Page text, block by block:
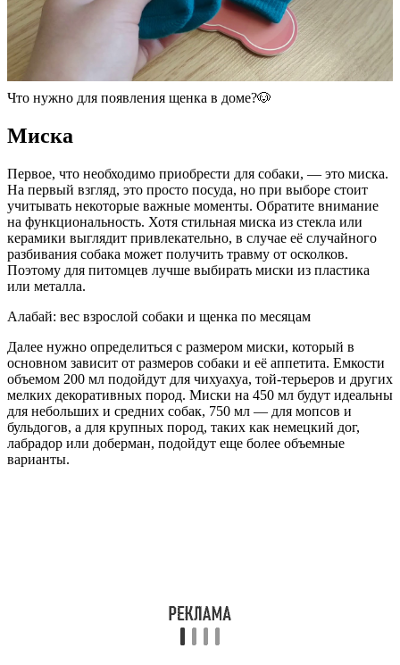
Что нужно для появления щенка в доме?🐶
Миска
Первое, что необходимо приобрести для собаки, — это миска.
На первый взгляд, это просто посуда, но при выборе стоит
учитывать некоторые важные моменты. Обратите внимание
на функциональность. Хотя стильная миска из стекла или
керамики выглядит привлекательно, в случае её случайного
разбивания собака может получить травму от осколков.
Поэтому для питомцев лучше выбирать миски из пластика
или металла.
Алабай: вес взрослой собаки и щенка по месяцам
Далее нужно определиться с размером миски, который в
основном зависит от размеров собаки и её аппетита. Емкости
объемом 200 мл подойдут для чихуахуа, той-терьеров и других
мелких декоративных пород. Миски на 450 мл будут идеальны
для небольших и средних собак, 750 мл — для мопсов и
бульдогов, а для крупных пород, таких как немецкий дог,
лабрадор или доберман, подойдут еще более объемные
варианты.